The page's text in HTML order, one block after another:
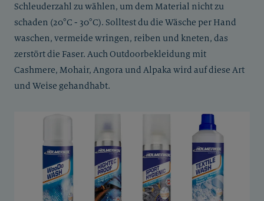
Schleuderzahl zu wählen, um dem Material nicht zu
schaden (20°C - 30°C). Solltest du die Wäsche per Hand
waschen, vermeide wringen, reiben und kneten, das
zerstört die Faser. Auch Outdoorbekleidung mit
Cashmere, Mohair, Angora und Alpaka wird auf diese Art
und Weise gehandhabt.